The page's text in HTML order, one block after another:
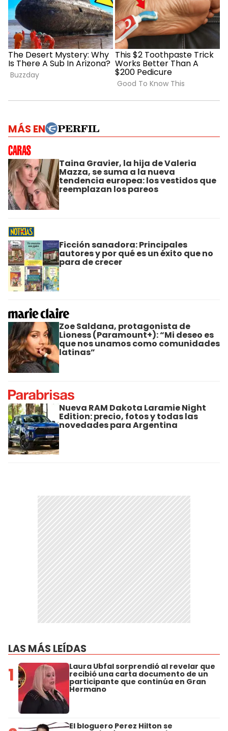
MÁS EN
Taina Gravier, la hija de Valeria
Mazza, se suma a la nueva
tendencia europea: los vestidos que
reemplazan los pareos
Ficción sanadora: Principales
autores y por qué es un éxito que no
para de crecer
Zoe Saldana, protagonista de
Lioness (Paramount+): “Mi deseo es
que nos unamos como comunidades
latinas”
Nueva RAM Dakota Laramie Night
Edition: precio, fotos y todas las
novedades para Argentina
LAS MÁS LEÍDAS
1 Laura Ubfal sorprendió al revelar que
recibió una carta documento de un
participante que continúa en Gran
Hermano
El bloguero Perez Hilton se